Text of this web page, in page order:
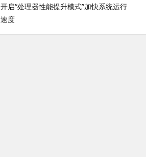
开启“处理器性能提升模式”加快系统运行
速度